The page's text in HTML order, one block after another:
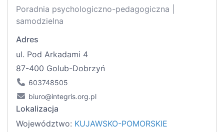
Poradnia psychologiczno-pedagogiczna |
samodzielna
Adres
ul. Pod Arkadami 4
87-400 Golub-Dobrzyń
603748505
biuro@integris.org.pl
Lokalizacja
Województwo: KUJAWSKO-POMORSKIE